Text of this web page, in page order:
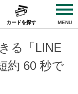
カードを探す MENU
る「LINE
約 60 秒で